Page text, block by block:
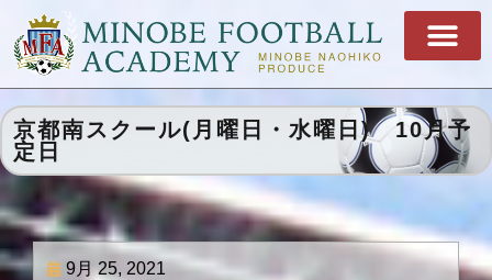
京都南スクール(月曜日・水曜日) 10月予
定日
9月 25, 2021